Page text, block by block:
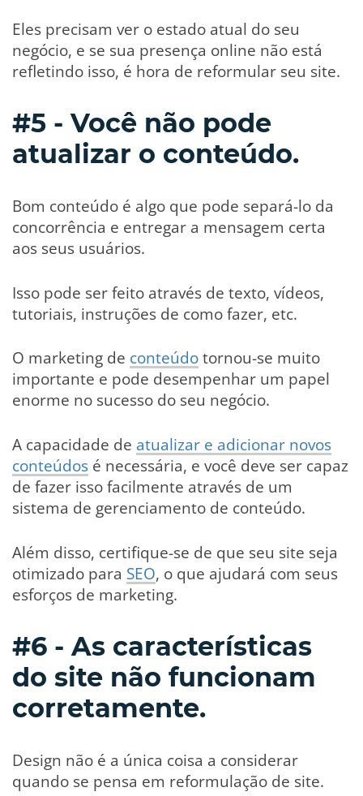
Eles precisam ver o estado atual do seu
negócio, e se sua presença online não está
refletindo isso, é hora de reformular seu site.
#5 - Você não pode
atualizar o conteúdo.
Bom conteúdo é algo que pode separá-lo da
concorrência e entregar a mensagem certa
aos seus usuários.
Isso pode ser feito através de texto, vídeos,
tutoriais, instruções de como fazer, etc.
O marketing de conteúdotornou-se muito
importante e pode desempenhar um papel
enorme no sucesso do seu negócio.
A capacidade de atualizar e adicionar novos
conteúdos é necessária, e você deve ser capaz
de fazer isso facilmente através de um
sistema de gerenciamento de conteúdo.
Além disso, certifique-se de que seu site seja
otimizado para SEO, o que ajudará com seus
esforços de marketing.
#6 - As características
do site não funcionam
corretamente.
Design não é a única coisa a considerar
quando se pensa em reformulação de site.